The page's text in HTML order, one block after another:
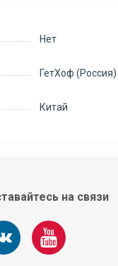
Нет
ГетХоф (Россия)
Китай
на связи